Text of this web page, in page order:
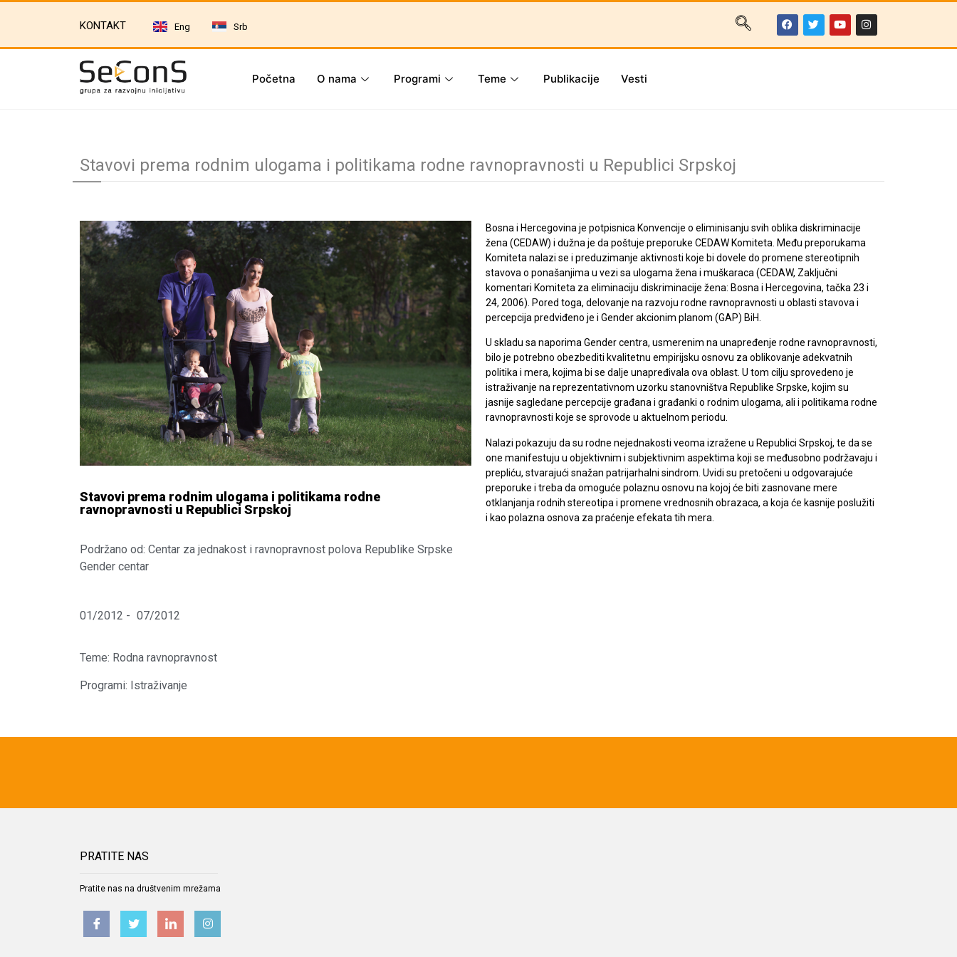
KONTAKT Eng Srb
Početna O nama Programi Teme Publikacije Vesti
Stavovi prema rodnim ulogama i politikama rodne ravnopravnosti u Republici Srpskoj
Stavovi prema rodnim ulogama i politikama rodne
ravnopravnosti u Republici Srpskoj
Podržano od: Centar za jednakost i ravnopravnost polova Republike Srpske
Gender centar
01/2012 - 07/2012
Teme: Rodna ravnopravnost
Programi: Istraživanje
Bosna i Hercegovina je potpisnica Konvencije o eliminisanju svih oblika diskriminacije
žena (CEDAW) i dužna je da poštuje preporuke CEDAW Komiteta. Među preporukama
Komiteta nalazi se i preduzimanje aktivnosti koje bi dovele do promene stereotipnih
stavova o ponašanjima u vezi sa ulogama žena i muškaraca (CEDAW, Zaključni
komentari Komiteta za eliminaciju diskriminacije žena: Bosna i Hercegovina, tačka 23 i
24, 2006). Pored toga, delovanje na razvoju rodne ravnopravnosti u oblasti stavova i
percepcija predviđeno je i Gender akcionim planom (GAP) BiH.
U skladu sa naporima Gender centra, usmerenim na unapređenje rodne ravnopravnosti,
bilo je potrebno obezbediti kvalitetnu empirijsku osnovu za oblikovanje adekvatnih
politika i mera, kojima bi se dalje unapređivala ova oblast. U tom cilju sprovedeno je
istraživanje na reprezentativnom uzorku stanovništva Republike Srpske, kojim su
jasnije sagledane percepcije građana i građanki o rodnim ulogama, ali i politikama rodne
ravnopravnosti koje se sprovode u aktuelnom periodu.
Nalazi pokazuju da su rodne nejednakosti veoma izražene u Republici Srpskoj, te da se
one manifestuju u objektivnim i subjektivnim aspektima koji se međusobno podržavaju i
prepliću, stvarajući snažan patrijarhalni sindrom. Uvidi su pretočeni u odgovarajuće
preporuke i treba da omoguće polaznu osnovu na kojoj će biti zasnovane mere
otklanjanja rodnih stereotipa i promene vrednosnih obrazaca, a koja će kasnije poslužiti
i kao polazna osnova za praćenje efekata tih mera.
PRATITE NAS
Pratite nas na društvenim mrežama